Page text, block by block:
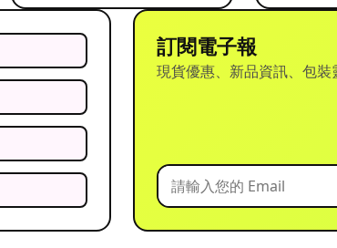
訂閱電子報
現貨優惠、新品資訊、包裝